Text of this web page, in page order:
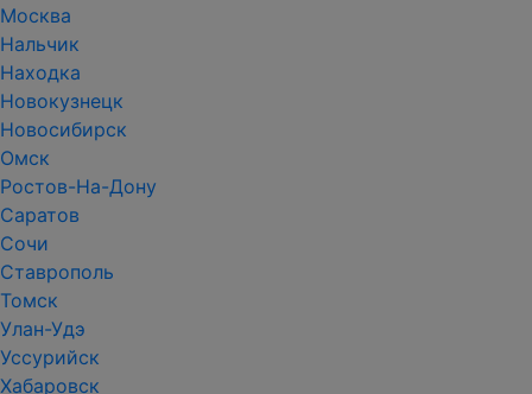
Москва
Нальчик
Находка
Новокузнецк
Новосибирск
Омск
Ростов-На-Дону
Саратов
Сочи
Ставрополь
Томск
Улан-Удэ
Уссурийск
Хабаровск